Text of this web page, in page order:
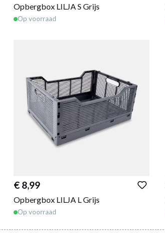
Opbergbox LILJA S Grijs
Op voorraad
€ 8,99
Opbergbox LILJA L Grijs
Op voorraad